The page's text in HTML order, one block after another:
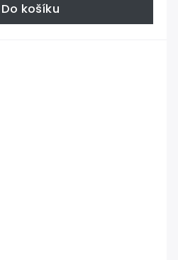
Do košíku